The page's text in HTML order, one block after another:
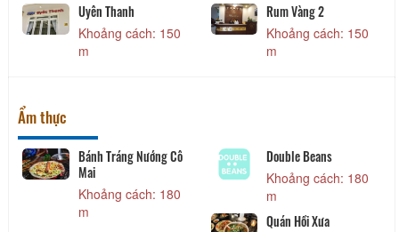
Uyên Thanh
Khoảng cách: 150
m
Rum Vàng 2
Khoảng cách: 150
m
Ẩm thực
Bánh Tráng Nướng Cô
Mai
Khoảng cách: 180
m
Double Beans
Khoảng cách: 180
m
Quán Hồi Xưa